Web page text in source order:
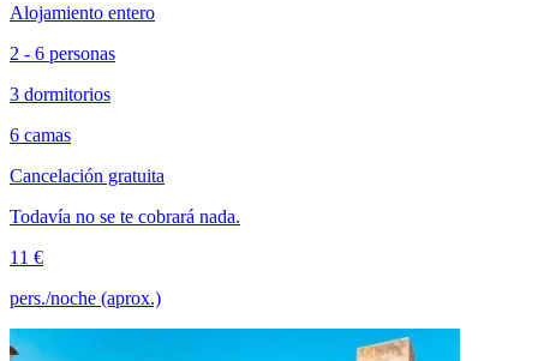
Alojamiento entero
2 - 6 personas
3 dormitorios
6 camas
Cancelación gratuita
Todavía no se te cobrará nada.
11 €
pers./noche (aprox.)